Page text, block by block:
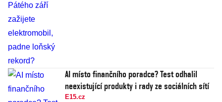
AI místo finančního poradce? Test odhalil
neexistující produkty i rady ze sociálních sítí
E15.cz